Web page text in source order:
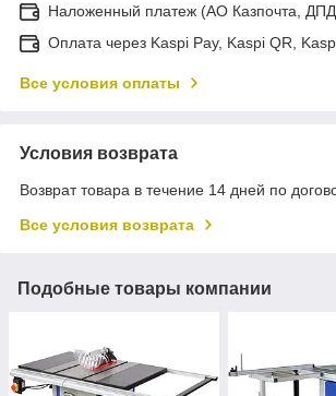
Наложенный платеж (АО Казпочта, ДПД
Оплата через Kaspi Pay, Kaspi QR,
Все условия оплаты
Условия возврата
Возврат товара в течение 14 дней по
Все условия возврата
Подобные товары компании